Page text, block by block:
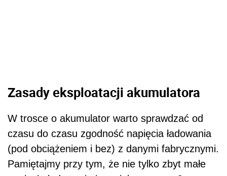
Zasady eksploatacji akumulatora
W trosce o akumulator warto sprawdzać od
czasu do czasu zgodność napięcia ładowania
(pod obciążeniem i bez) z danymi fabrycznymi.
Pamiętajmy przy tym, że nie tylko zbyt małe